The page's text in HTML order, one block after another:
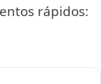
rápidos: